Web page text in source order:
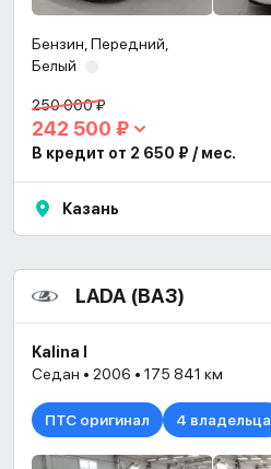
Бензин, Передний,
Белый
250 000 ₽
242 500 ₽
В кредит от 2 650 ₽ / мес.
Казань
LADA (ВАЗ)
Kalina I
Седан • 2006 • 175 841 км
ПТС оригинал 4 владельца